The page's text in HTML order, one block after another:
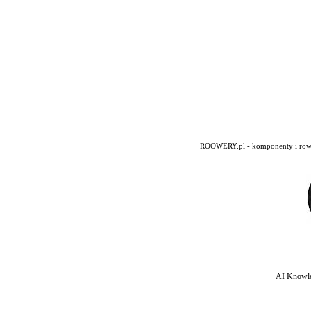
ROOWERY.pl - komponenty i
AI